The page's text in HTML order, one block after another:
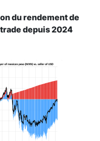
du rendement de
depuis 2024